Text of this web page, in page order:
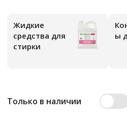
Жидкие
средства для
стирки
ы
Только в наличии